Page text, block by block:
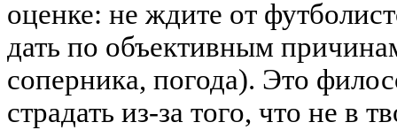
оценке: не ждите от
дать по объективным
соперника, погода). Это
страдать из-за того, что не в